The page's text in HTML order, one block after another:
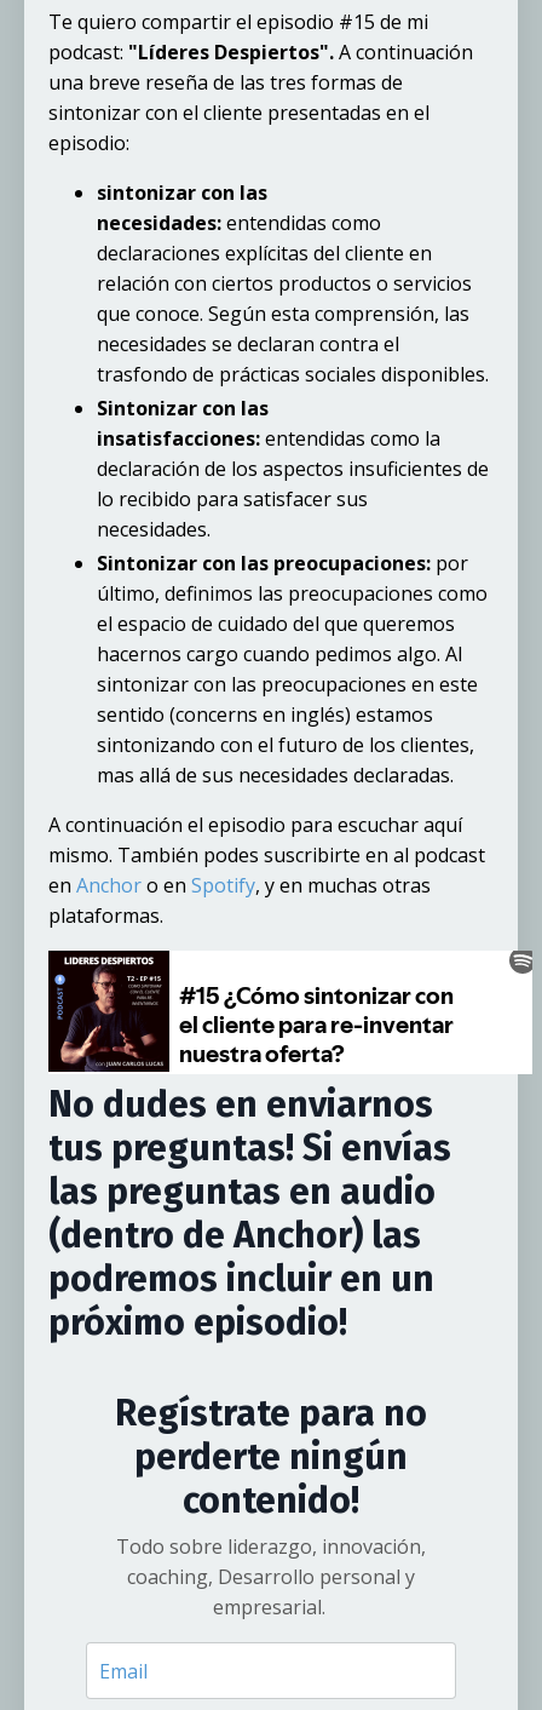
Te quiero compartir el episodio #15 de mi
podcast: "Líderes Despiertos".A continuación
una breve reseña de las tres formas de
sintonizar con el cliente presentadas en el
episodio:
sintonizar con las
necesidades:entendidas como
declaraciones explícitas del cliente en
relación con ciertos productos o servicios
que conoce. Según esta comprensión, las
necesidades se declaran contra el
trasfondo de prácticas sociales disponibles.
Sintonizar con las
insatisfacciones:entendidas como la
declaración de los aspectos insuficientes de
lo recibido para satisfacer sus
necesidades.
Sintonizar con las preocupaciones: por
último, definimos las preocupaciones como
el espacio de cuidado del que queremos
hacernos cargo cuando pedimos algo. Al
sintonizar con las preocupaciones en este
sentido (concerns en inglés) estamos
sintonizando con el futuro de los clientes,
mas allá de sus necesidades declaradas.
A continuación el episodio para escuchar aquí
mismo. También podes suscribirte en al podcast
en Anchoro en Spotify, y en muchas otras
plataformas.
No dudes en enviarnos
tus preguntas! Si envías
las preguntas en audio
(dentro de Anchor) las
podremos incluir en un
próximo episodio!
Regístrate para no
perderte ningún
contenido!
Todo sobre liderazgo, innovación,
coaching, Desarrollo personal y
empresarial.